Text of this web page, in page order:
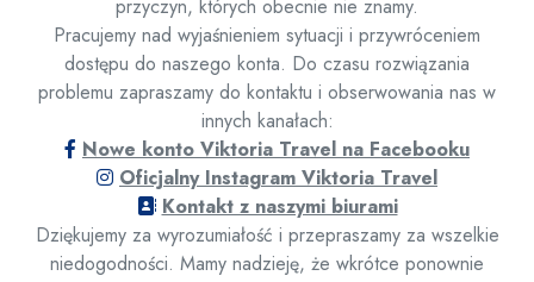
(Google Analytics) oraz korzystamy z narzędzi do czatu na
żywo (SmartSupp), które mogą wykorzystywać cookies.
Korzystając z serwisu, wyrażasz zgodę na ich używanie.
Polityka prywatności
Akceptuję Odrzucam
przyczyn, których obecnie nie znamy.
Pracujemy nad wyjaśnieniem sytuacji i przywróceniem
dostępu do naszego konta. Do czasu rozwiązania
problemu zapraszamy do kontaktu i obserwowania nas w
innych kanałach:
Nowe konto Viktoria Travel na Facebooku
Oficjalny Instagram Viktoria Travel
Kontakt z naszymi biurami
Dziękujemy za wyrozumiałość i przepraszamy za wszelkie
niedogodności. Mamy nadzieję, że wkrótce ponownie
Złóż zamówienie
online